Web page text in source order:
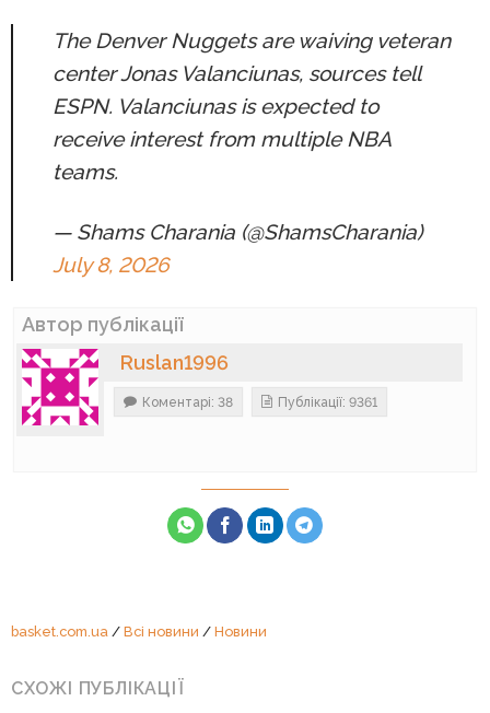
The Denver Nuggets are waiving veteran
center Jonas Valanciunas, sources tell
ESPN. Valanciunas is expected to
receive interest from multiple NBA
teams.
— Shams Charania (@ShamsCharania)
July 8, 2026
Автор публікації
Ruslan1996
Коментарі: 38 Публікації: 9361
basket.com.ua/ Всі новини / Новини
СХОЖІ ПУБЛІКАЦІЇ